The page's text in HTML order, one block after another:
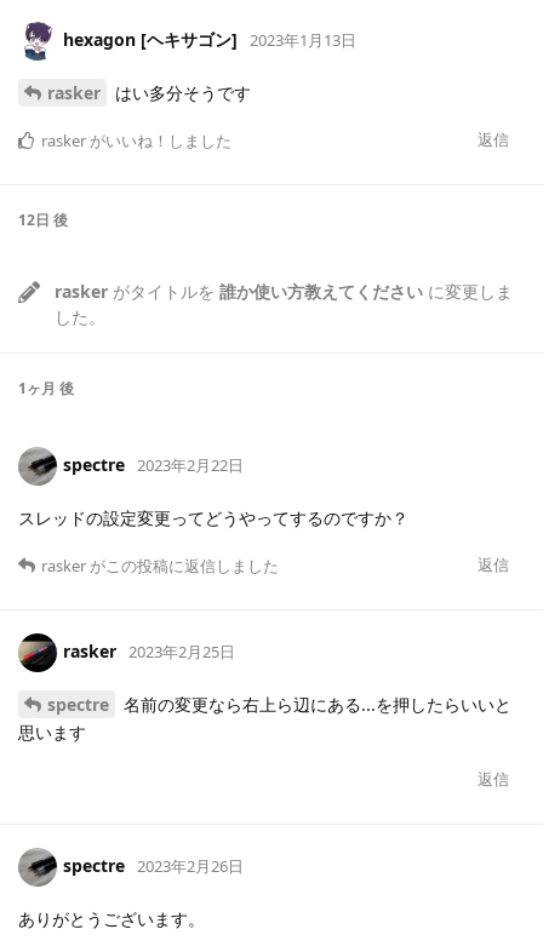
hexagon [ヘキサゴン] 2023年1月13日
rasker はい多分そうです
返信
rasker がいいね！しました
12日 後
rasker がタイトルを 誰か使い方教えてください に変更しま
した。
1ヶ月 後
spectre 2023年2月22日
スレッドの設定変更ってどうやってするのですか？
返信
rasker がこの投稿に返信しました
rasker 2023年2月25日
spectre
名前の変更なら右上ら辺にある...を押したらいいと
思います
返信
spectre 2023年2月26日
ありがとうございます。